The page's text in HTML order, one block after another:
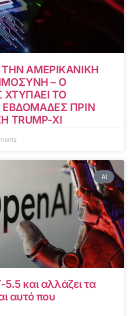
ΤΗΝ ΑΜΕΡΙΚΑΝΙΚΗ
– Ο
ΧΤΥΠΑΕΙ ΤΟ
ΕΒΔΟΜΑΔΕΣ ΠΡΙΝ
TRUMP-XI
AI
και αλλάζει τα
αυτό που